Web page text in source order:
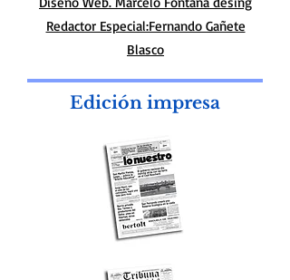
diariolonuestro@gmail.com
Diseño Web. Marcelo Fontana desing
Redactor Especial:Fernando Gañete
Blasco
Edición impresa